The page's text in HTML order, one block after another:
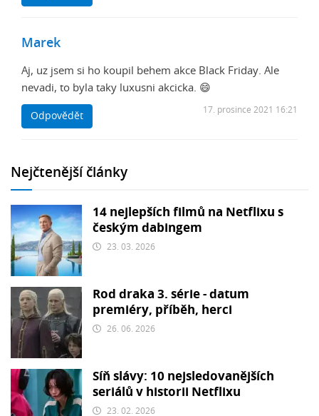
Marek
Aj, uz jsem si ho koupil behem akce Black Friday. Ale
nevadi, to byla taky luxusni akcicka. 😄
Odpovědět
17. prosince 2021 16:21
Nejčtenější články
14 nejlepších filmů na Netflixu s
českým dabingem
23. 03. 2026
Rod draka 3. série - datum
premiéry, příběh, herci
26. 06. 2026
Síň slávy: 10 nejsledovanějších
seriálů v historii Netflixu
23. 02. 2026